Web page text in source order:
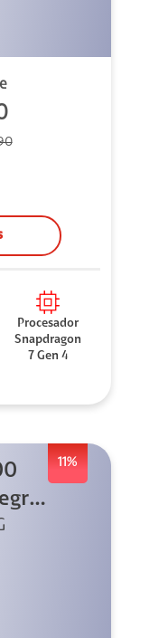
Procesador
Snapdragon
7 Gen 4
11%